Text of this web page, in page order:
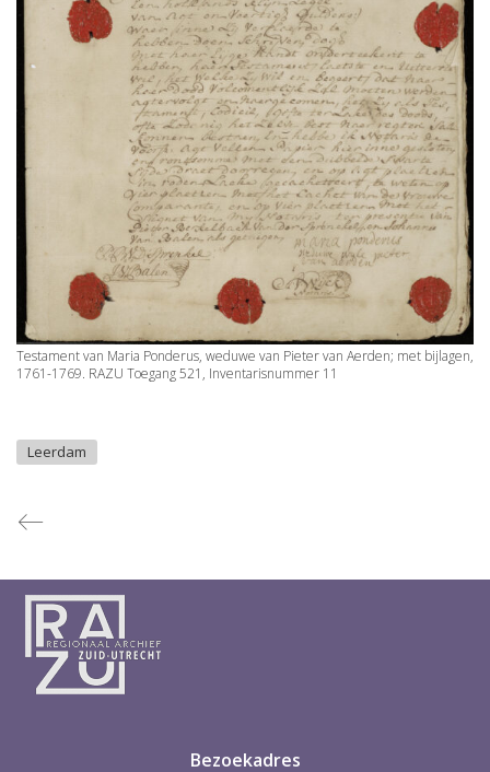
Testament van Maria Ponderus, weduwe van Pieter van Aerden; met bijlagen,
1761-1769. RAZU Toegang 521, Inventarisnummer 11
Leerdam
Bezoekadres